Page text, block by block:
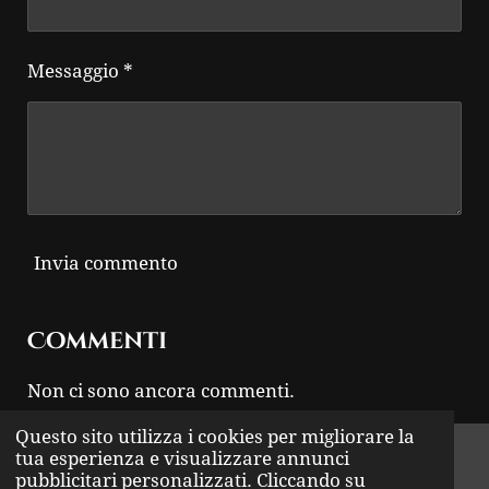
Questo sito utilizza i cookies per migliorare la
tua esperienza e visualizzare annunci
pubblicitari personalizzati. Cliccando su
Messaggio *
Invia commento
Commenti
Non ci sono ancora commenti.
© 2024 - 2026 THUNDER ROCK
Fornito daWebador